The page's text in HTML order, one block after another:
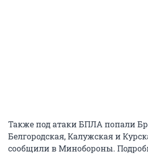
Также под атаки БПЛА попали
Белгородская, Калужская и
сообщили в Минобороны.